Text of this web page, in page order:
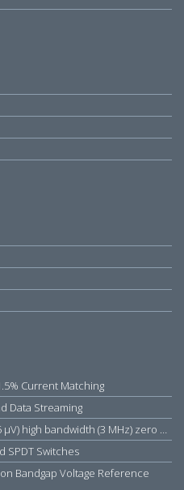
Current Matching
Data Streaming
TSZ182IST Very high accuracy (25 µV) high bandwidth (3 MHz) zero drift 5 V operational amplifiers
SPDT Switches
Bandgap Voltage Reference